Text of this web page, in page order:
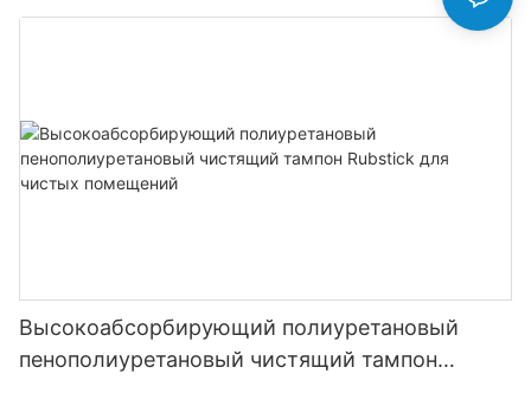
электроники.
Высокоабсорбирующий полиуретановый
пенополиуретановый чистящий тампон